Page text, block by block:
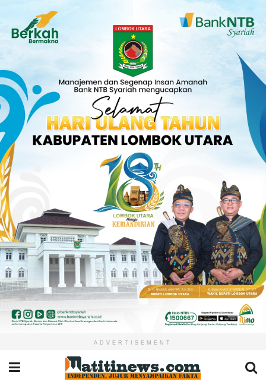
ADVERTISEMENT